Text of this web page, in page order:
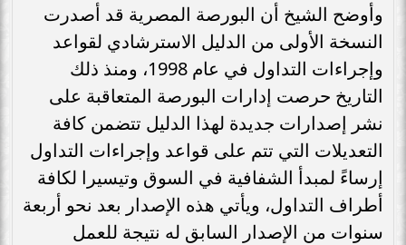
وأوضح الشيخ أن البورصة المصرية قد أصدرت
النسخة الأولى من الدليل الاسترشادي لقواعد
وإجراءات التداول في عام 1998، ومنذ ذلك
التاريخ حرصت إدارات البورصة المتعاقبة على
نشر إصدارات جديدة لهذا الدليل تتضمن كافة
التعديلات التي تتم على قواعد وإجراءات التداول
إرساءً لمبدأ الشفافية في السوق وتيسيرا لكافة
أطراف التداول، ويأتي هذه الإصدار بعد نحو أربعة
سنوات من الإصدار السابق له نتيجة للعمل